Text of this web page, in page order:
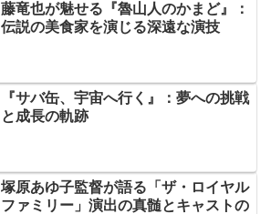
藤竜也が魅せる『魯山人のかまど』：
伝説の美食家を演じる深遠な演技
『サバ缶、宇宙へ行く』：夢への挑戦
と成長の軌跡
塚原あゆ子監督が語る「ザ・ロイヤル
ファミリー」演出の真髄とキャストの